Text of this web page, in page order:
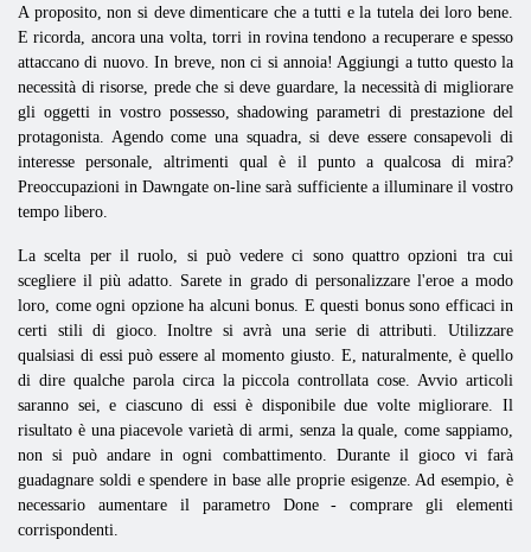
A proposito, non si deve dimenticare che a tutti e la tutela dei loro bene.
E ricorda, ancora una volta, torri in rovina tendono a recuperare e spesso
attaccano di nuovo. In breve, non ci si annoia! Aggiungi a tutto questo la
necessità di risorse, prede che si deve guardare, la necessità di migliorare
gli oggetti in vostro possesso, shadowing parametri di prestazione del
protagonista. Agendo come una squadra, si deve essere consapevoli di
interesse personale, altrimenti qual è il punto a qualcosa di mira?
Preoccupazioni in Dawngate on-line sarà sufficiente a illuminare il vostro
tempo libero.
La scelta per il ruolo, si può vedere ci sono quattro opzioni tra cui
scegliere il più adatto. Sarete in grado di personalizzare l'eroe a modo
loro, come ogni opzione ha alcuni bonus. E questi bonus sono efficaci in
certi stili di gioco. Inoltre si avrà una serie di attributi. Utilizzare
qualsiasi di essi può essere al momento giusto. E, naturalmente, è quello
di dire qualche parola circa la piccola controllata cose. Avvio articoli
saranno sei, e ciascuno di essi è disponibile due volte migliorare. Il
risultato è una piacevole varietà di armi, senza la quale, come sappiamo,
non si può andare in ogni combattimento. Durante il gioco vi farà
guadagnare soldi e spendere in base alle proprie esigenze. Ad esempio, è
necessario aumentare il parametro Done - comprare gli elementi
corrispondenti.